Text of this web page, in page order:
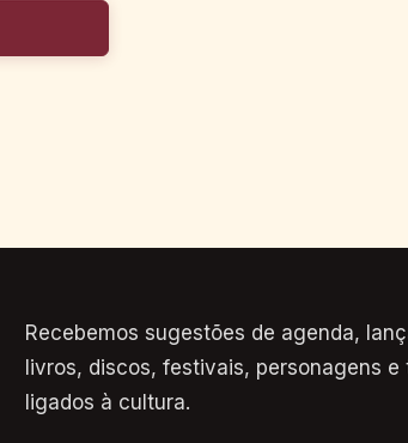
Recebemos sugestões de agenda,
livros, discos, festivais, personagens
ligados à cultura.